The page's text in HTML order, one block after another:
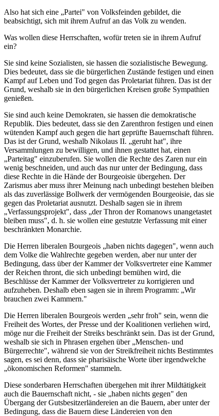
Also hat sich eine „Partei" von Volksfeinden gebildet, die
beabsichtigt, sich mit ihrem Aufruf an das Volk zu wenden.
Was wollen diese Herrschaften, wofür treten sie in ihrem Aufruf
ein?
Sie sind keine Sozialisten, sie hassen die sozialistische Bewegung.
Dies bedeutet, dass sie die bürgerlichen Zustände festigen und einen
Kampf auf Leben und Tod gegen das Proletariat führen. Das ist der
Grund, weshalb sie in den bürgerlichen Kreisen große Sympathien
genießen.
Sie sind auch keine Demokraten, sie hassen die demokratische
Republik. Dies bedeutet, dass sie den Zarenthron festigen und einen
wütenden Kampf auch gegen die hart geprüfte Bauernschaft führen.
Das ist der Grund, weshalb Nikolaus II. „geruht hat", ihre
Versammlungen zu bewilligen, und ihnen gestattet hat, einen
„Parteitag" einzuberufen. Sie wollen die Rechte des Zaren nur ein
wenig beschneiden, und auch das nur unter der Bedingung, dass
diese Rechte in die Hände der Bourgeoisie übergehen. Der
Zarismus aber muss ihrer Meinung nach unbedingt bestehen bleiben
als das zuverlässige Bollwerk der vermögenden Bourgeoisie, das sie
gegen das Proletariat ausnutzt. Deshalb sagen sie in ihrem
„Verfassungsprojekt", dass „der Thron der Romanows unangetastet
bleiben muss", d. h. sie wollen eine gestutzte Verfassung mit einer
beschränkten Monarchie.
Die Herren liberalen Bourgeois „haben nichts dagegen", wenn auch
dem Volke die Wahlrechte gegeben werden, aber nur unter der
Bedingung, dass über der Kammer der Volksvertreter eine Kammer
der Reichen thront, die sich unbedingt bemühen wird, die
Beschlüsse der Kammer der Volksvertreter zu korrigieren und
aufzuheben. Deshalb eben sagen sie in ihrem Programm: „Wir
brauchen zwei Kammern."
Die Herren liberalen Bourgeois werden „sehr froh" sein, wenn die
Freiheit des Wortes, der Presse und der Koalitionen verliehen wird,
möge nur die Freiheit der Streiks beschränkt sein. Das ist der Grund,
weshalb sie sich in Phrasen ergehen über „Menschen- und
Bürgerrechte", während sie von der Streikfreiheit nichts Bestimmtes
sagen, es sei denn, dass sie pharisäische Worte über irgendwelche
„ökonomischen Reformen" stammeln.
Diese sonderbaren Herrschaften übergehen mit ihrer Mildtätigkeit
auch die Bauernschaft nicht, - sie „haben nichts gegen" den
Übergang der Gutsbesitzerländereien an die Bauern, aber unter der
Bedingung, dass die Bauern diese Ländereien von den